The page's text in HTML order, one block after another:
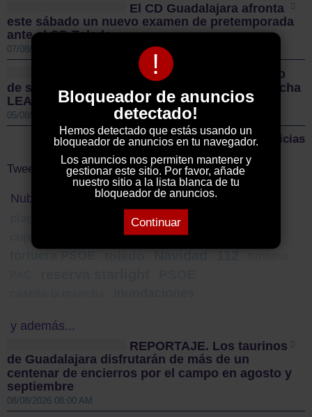
!
Bloqueador de anuncios
detectado!
Hemos detectado que estás usando un
bloqueador de anuncios en tu navegador.
Los anuncios nos permiten mantener y
gestionar este sitio. Por favor, añade
nuestro sitio a la lista blanca de tu
bloqueador de anuncios.
Continuar
El CD Guadalajara afronta
este sábado un nuevo examen de pretemporada
ante el CD Toledo
07/08/2026 08:55 AM
Sigüenza da el pistoletazo
de salida a la II Vuelta Ciclista Castilla-La Mancha
LEADER
05/08/2026 01:00 PM
Más noticias
Tweets by ElDecanodeGuad1
Nube de Tags
gobierno castilla la mancha
mesa coloquio pederastia
y además...
REPORTAJE. Los taurinos
de Guadalajara disfrutarán de más de un
centenar de encierros por el campo en agosto y
septiembre
08/08/2026 08:00 AM